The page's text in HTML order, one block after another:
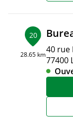
20
28.65 km40 rue
77400